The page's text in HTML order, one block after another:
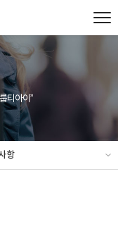
티아이”
항